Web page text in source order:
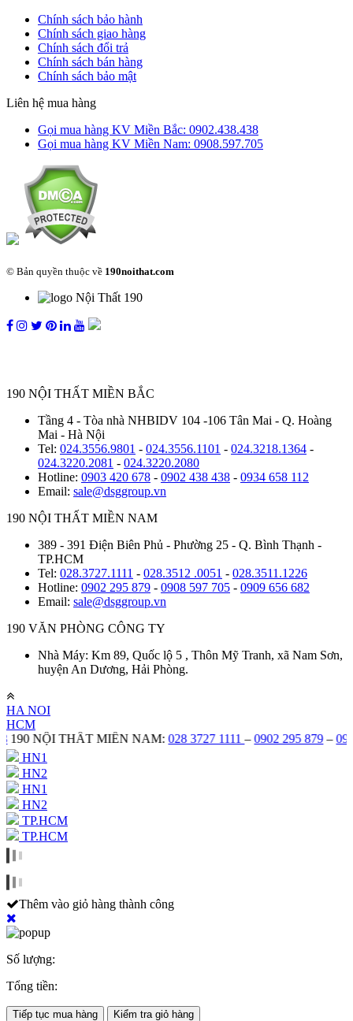
Chính sách bảo hành
Chính sách giao hàng
Chính sách đổi trả
Chính sách bán hàng
Chính sách bảo mật
Liên hệ mua hàng
Gọi mua hàng KV Miền Bắc: 0902.438.438
Gọi mua hàng KV Miền Nam: 0908.597.705
© Bản quyền thuộc về 190noithat.com
190 NỘI THẤT MIỀN BẮC
Tầng 4 - Tòa nhà NHBIDV 104 -106 Tân Mai - Q. Hoàng
Mai - Hà Nội
Tel: 024.3556.9801 - 024.3556.1101 - 024.3218.1364 -
024.3220.2081 - 024.3220.2080
Hotline: 0903 420 678 - 0902 438 438 - 0934 658 112
Email: sale@dsggroup.vn
190 NỘI THẤT MIỀN NAM
389 - 391 Điện Biên Phủ - Phường 25 - Q. Bình Thạnh -
TP.HCM
Tel: 028.3727.1111 - 028.3512 .0051 - 028.3511.1226
Hotline: 0902 295 879 - 0908 597 705 - 0909 656 682
Email: sale@dsggroup.vn
190 VĂN PHÒNG CÔNG TY
Nhà Máy: Km 89, Quốc lộ 5 , Thôn Mỹ Tranh, xã Nam Sơn,
huyện An Dương, Hải Phòng.
HA NOI
HCM
THẤT MIỀN NAM:028 3727 1111–0902 295 879–0908 597
HN1
HN2
HN1
HN2
TP.HCM
TP.HCM
Thêm vào giỏ hàng thành công
Số lượng:
Tổng tiền:
Tiếp tục mua hàng Kiểm tra giỏ hàng